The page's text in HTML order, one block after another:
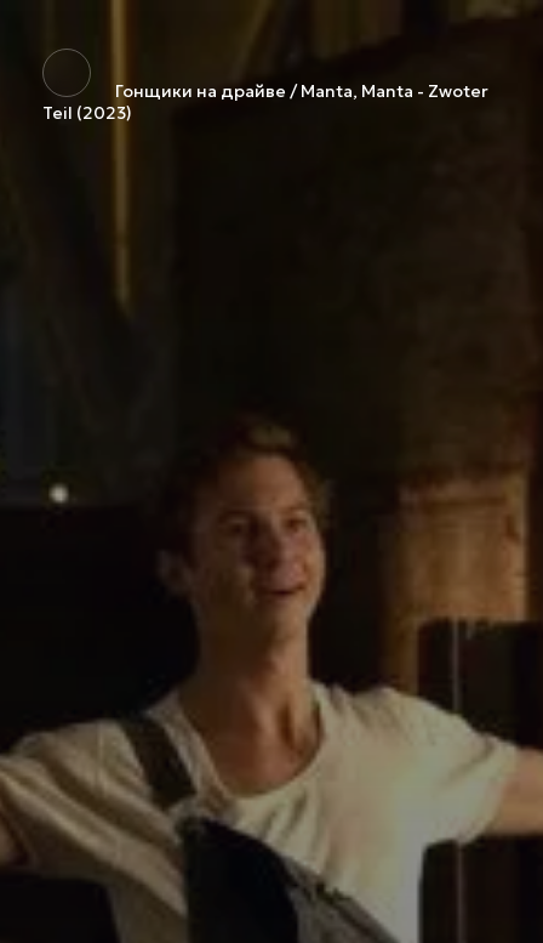
Гонщики на драйве / Manta, Manta - Zwoter
Teil (2023)